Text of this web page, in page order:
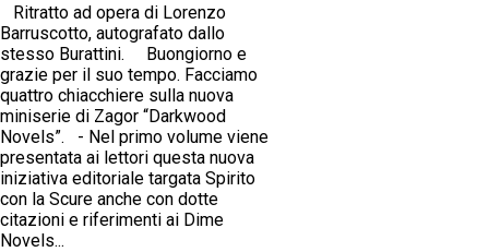
Ritratto ad opera di Lorenzo
Barruscotto, autografato dallo
stesso Burattini. Buongiorno e
grazie per il suo tempo. Facciamo
quattro chiacchiere sulla nuova
miniserie di Zagor “Darkwood
Novels”. - Nel primo volume viene
presentata ai lettori questa nuova
iniziativa editoriale targata Spirito
con la Scure anche con dotte
citazioni e riferimenti ai Dime
Novels...